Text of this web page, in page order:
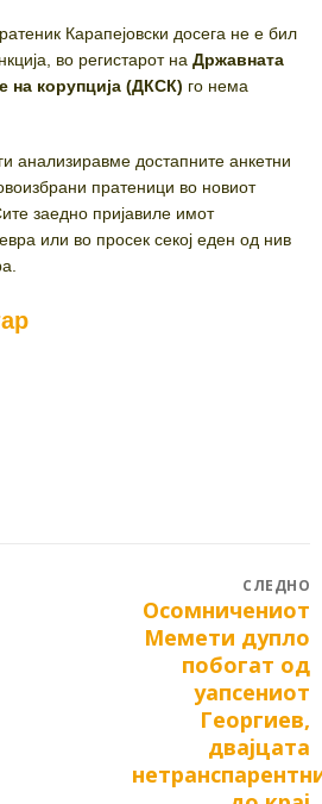
Карапејовски досега не е бил
во регистарот на Државната
на корупција (ДКСК) го нема
анализиравме достапните анкетни
пратеници во новиот
заедно пријавиле имот
или во просек секој еден од нив
СЛЕДНО
Next
post:
Осомничениот
Мемети дупло
побогат од
уапсениот
Георгиев,
двајцата